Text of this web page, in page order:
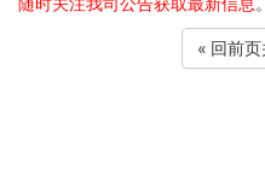
« 回前